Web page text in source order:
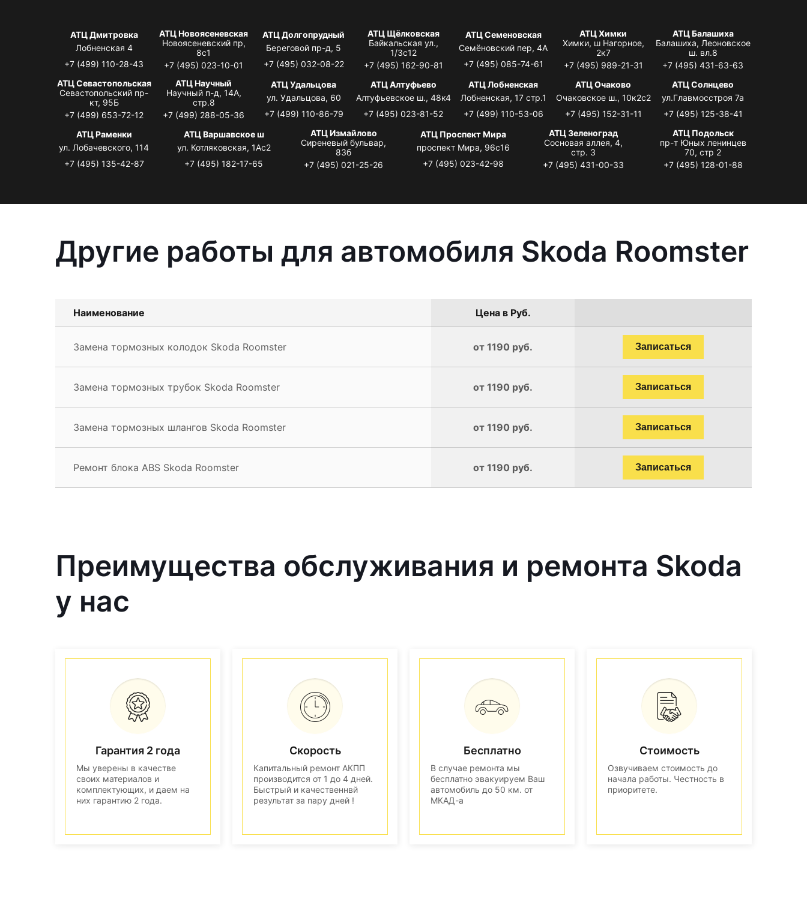
АТЦ Дмитровка
Лобненская 4
+7 (499) 110-28-43
АТЦ Новоясеневская
Новоясеневский пр,
8с1
+7 (495) 023-10-01
АТЦ Долгопрудный
Береговой пр-д, 5
+7 (495) 032-08-22
АТЦ Щёлковская
Байкальская ул.,
1/3с12
+7 (495) 162-90-81
АТЦ Семеновская
Семёновский пер, 4А
+7 (495) 085-74-61
АТЦ Химки
Химки, ш Нагорное,
2к7
+7 (495) 989-21-31
АТЦ Балашиха
Балашиха, Леоновское
ш. вл.8
+7 (495) 431-63-63
АТЦ Севастопольская
Севастопольский пр-
кт, 95Б
+7 (499) 653-72-12
АТЦ Научный
Научный п-д, 14А,
стр.8
+7 (499) 288-05-36
АТЦ Удальцова
ул. Удальцова, 60
+7 (499) 110-86-79
АТЦ Алтуфьево
Алтуфьевское ш., 48к4
+7 (495) 023-81-52
АТЦ Лобненская
Лобненская, 17 стр.1
+7 (499) 110-53-06
АТЦ Очаково
Очаковское ш., 10к2с2
+7 (495) 152-31-11
АТЦ Солнцево
ул.Главмосстроя 7а
+7 (495) 125-38-41
АТЦ Раменки
ул. Лобачевского, 114
+7 (495) 135-42-87
АТЦ Варшавское ш
ул. Котляковская, 1Ас2
+7 (495) 182-17-65
АТЦ Измайлово
Сиреневый бульвар,
83б
+7 (495) 021-25-26
АТЦ Проспект Мира
проспект Мира, 96с16
+7 (495) 023-42-98
АТЦ Зеленоград
Сосновая аллея, 4,
стр. 3
+7 (495) 431-00-33
АТЦ Подольск
пр-т Юных ленинцев
70, стр 2
+7 (495) 128-01-88
Другие работы для автомобиля Skoda Roomster
Наименование Цена в Руб.
Замена тормозных колодок Skoda Roomster от 1190 руб. Записаться
Замена тормозных трубок Skoda Roomster от 1190 руб. Записаться
Замена тормозных шлангов Skoda Roomster от 1190 руб. Записаться
Ремонт блока ABS Skoda Roomster от 1190 руб. Записаться
Преимущества обслуживания и ремонта Skoda
у нас
Гарантия 2 года
Мы уверены в качестве
своих материалов и
комплектующих, и даем на
них гарантию 2 года.
Скорость
Капитальный ремонт АКПП
производится от 1 до 4 дней.
Быстрый и качественнвй
результат за пару дней !
Бесплатно
В случае ремонта мы
бесплатно эвакуируем Ваш
автомобиль до 50 км. от
МКАД-а
Стоимость
Озвучиваем стоимость до
начала работы. Честность в
приоритете.